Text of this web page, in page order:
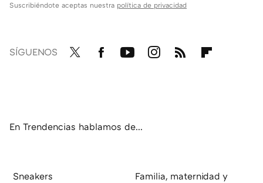
Suscribiéndote aceptas nuestra política de privacidad
SÍGUENOS
En Trendencias hablamos de...
Sneakers
Familia, maternidad y